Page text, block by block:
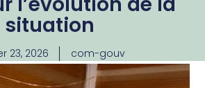
situation
23, 2026 com-gouv